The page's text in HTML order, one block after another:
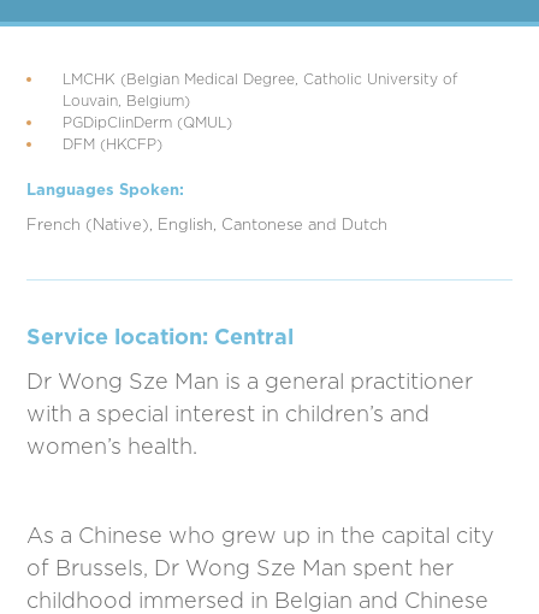
LMCHK (Belgian Medical Degree, Catholic University of
Louvain, Belgium)
PGDipClinDerm (QMUL)
DFM (HKCFP)‍
Languages Spoken:
French (Native), English, Cantonese and Dutch
Service location: Central
Dr Wong Sze Man is a general practitioner
with a special interest in children’s and
women’s health.
As a Chinese who grew up in the capital city
of Brussels, Dr Wong Sze Man spent her
childhood immersed in Belgian and Chinese